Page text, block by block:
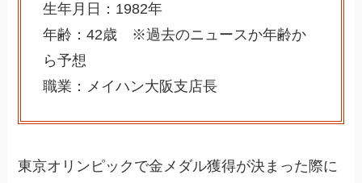
生年月日：1982年
年齢：42歳 ※過去のニュースか年齢か
ら予想
職業：メイハン大阪支店長
東京オリンピックで金メダル獲得が決まった際に